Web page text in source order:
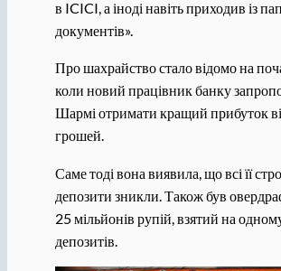
в ICICI, а іноді навіть приходив із
документів».
Про шахрайство стало відомо на
коли новий працівник банку
Шармі отримати кращий прибуток
грошей.
Саме тоді вона виявила, що всі її
депозити зникли. Також був
25 мільйонів рупій, взятий на
депозитів.